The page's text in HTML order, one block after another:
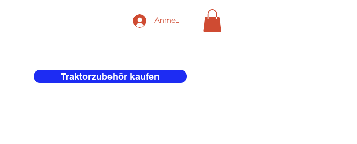
Anmelden
Traktorzubehör kaufen